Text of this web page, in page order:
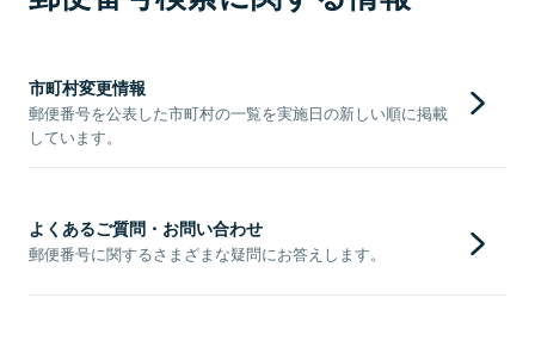
市町村変更情報
郵便番号を公表した市町村の一覧を実施日の新しい順に掲載
しています。
よくあるご質問・お問い合わせ
郵便番号に関するさまざまな疑問にお答えします。